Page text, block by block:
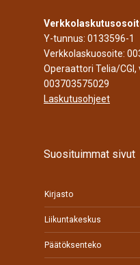
Y-tunnus: 0133596-1
Verkkolaskuosoite:
Operaattori Telia/
003703575029
Laskutusohjeet
Suosituimmat sivut
Kirjasto
Liikuntakeskus
Päätöksenteko